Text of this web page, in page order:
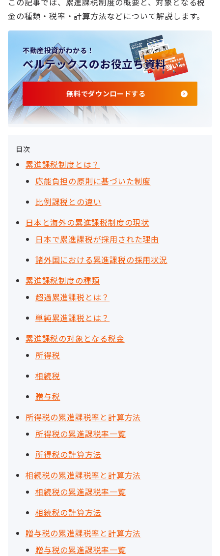
金の種類・税率・計算方法などについて解説します。
不動産投資がわかる！
ベルテックスのお役立ち資料
無料でダウンロードする
目次
累進課税制度とは？
応能負担の原則に基づいた制度
比例課税との違い
日本と海外の累進課税制度の現状
日本で累進課税が採用された理由
諸外国における累進課税の採用状況
累進課税制度の種類
超過累進課税とは？
単純累進課税とは？
累進課税の対象となる税金
所得税
相続税
贈与税
所得税の累進課税率と計算方法
所得税の累進課税率一覧
所得税の計算方法
相続税の累進課税率と計算方法
相続税の累進課税率一覧
相続税の計算方法
贈与税の累進課税率と計算方法
贈与税の累進課税率一覧